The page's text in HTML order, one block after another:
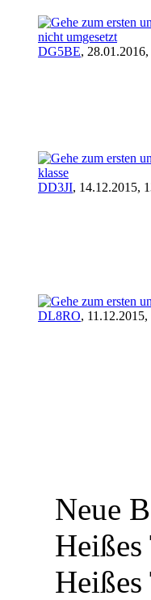
nicht umgesetzt
DG5BE,
klasse
DD3JI, 14.12.2015,
DL8RO,
Neue